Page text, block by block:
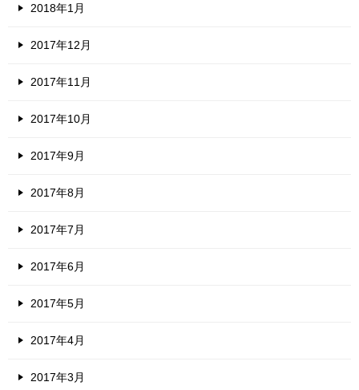
2018年1月
2017年12月
2017年11月
2017年10月
2017年9月
2017年8月
2017年7月
2017年6月
2017年5月
2017年4月
2017年3月